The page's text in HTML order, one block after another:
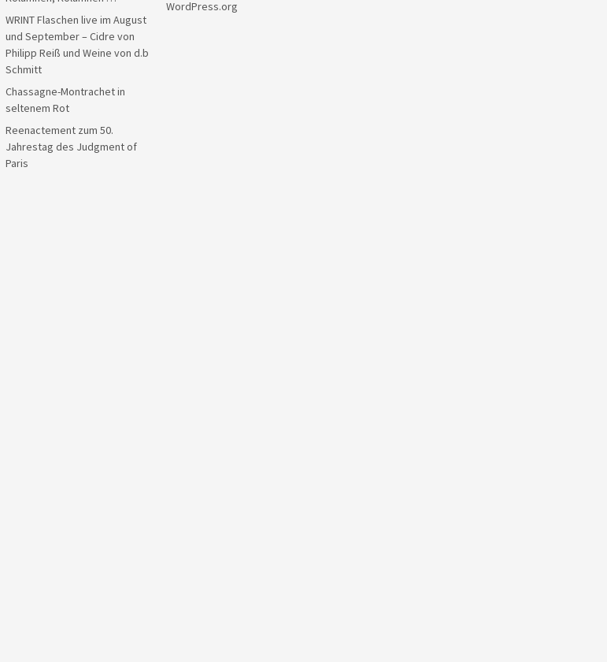
WRINT Flaschen live im August
und September – Cidre von
Philipp Reiß und Weine von d.b
Schmitt
Chassagne-Montrachet in
seltenem Rot
Reenactement zum 50.
Jahrestag des Judgment of
Paris
WordPress.org